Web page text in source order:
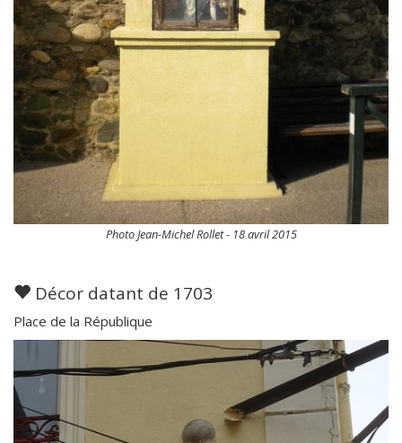
Photo Jean-Michel Rollet - 18 avril 2015
Décor datant de 1703
Place de la République